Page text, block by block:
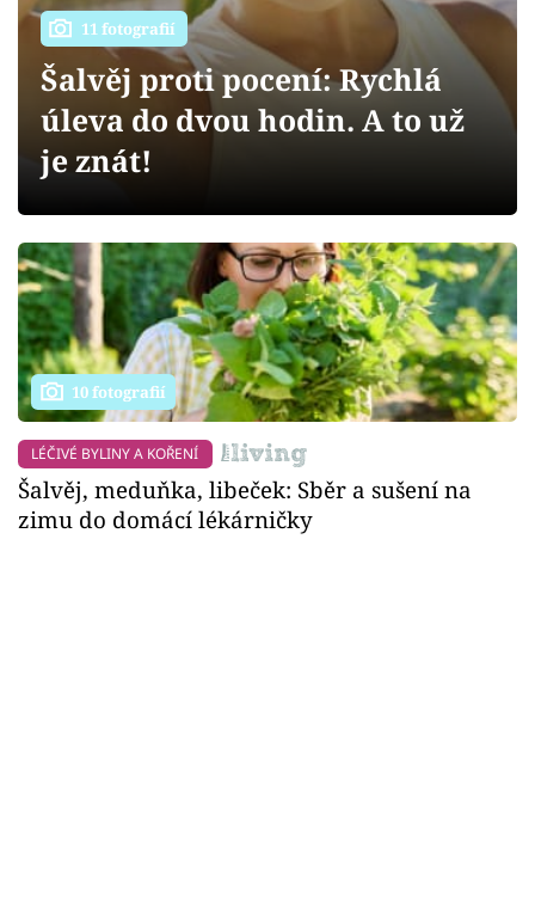
Přihlášení
Sledujte nás
11 fotografií
Šalvěj proti pocení: Rychlá
úleva do dvou hodin. A to už
je znát!
10 fotografií
LÉČIVÉ BYLINY A KOŘENÍ
Šalvěj, meduňka, libeček: Sběr a sušení na
zimu do domácí lékárničky